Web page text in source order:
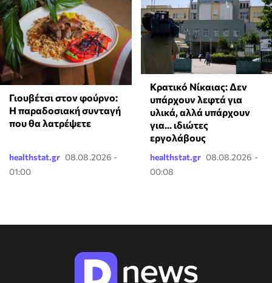
Γιουβέτσι στον φούρνο:
Η παραδοσιακή συνταγή
που θα λατρέψετε
healthstat.gr 08.08.2026 -
01:00
Κρατικό Νίκαιας: Δεν
υπάρχουν λεφτά για
υλικά, αλλά υπάρχουν
για... ιδιώτες
εργολάβους
healthstat.gr 08.08.2026 -
00:08